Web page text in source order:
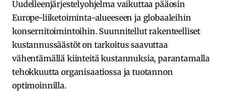
Uudelleenjärjestelyohjelma vaikuttaa pääosin
Europe-liiketoiminta-alueeseen ja globaaleihin
konsernitoimintoihin. Suunnitellut rakenteelliset
kustannussäästöt on tarkoitus saavuttaa
vähentämällä kiinteitä kustannuksia, parantamalla
tehokkuutta organisaatiossa ja tuotannon
optimoinnilla.